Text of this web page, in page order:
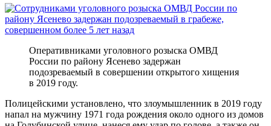
Оперативниками уголовного розыска ОМВД
России по району Ясенево задержан
подозреваемый в совершении открытого хищения
в 2019 году.
Полицейскими установлено, что злоумышленник в 2019 году
напал на мужчину 1971 года рождения около одного из домов